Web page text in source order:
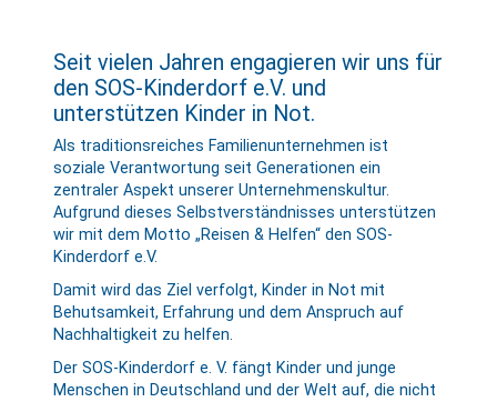
Seit vielen Jahren engagieren wir uns für
den SOS-Kinderdorf e.V. und
unterstützen Kinder in Not.
Als traditionsreiches Familienunternehmen ist
soziale Verantwortung seit Generationen ein
zentraler Aspekt unserer Unternehmenskultur.
Aufgrund dieses Selbst­verständ­nisses unter­stützen
wir mit dem Motto „Reisen & Helfen“ den SOS-
Kinderdorf e.V.
Damit wird das Ziel verfolgt, Kinder in Not mit
Behutsamkeit, Erfahrung und dem Anspruch auf
Nachhaltigkeit zu helfen.
Der SOS-Kinderdorf e. V. fängt Kinder und junge
Menschen in Deutschland und der Welt auf, die nicht